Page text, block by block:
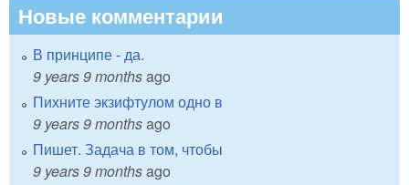
Новые комментарии
В принципе - да.
9 years 9 monthsago
Пихните экзифтулом одно в
9 years 9 monthsago
Пишет. Задача в том, чтобы
9 years 9 monthsago